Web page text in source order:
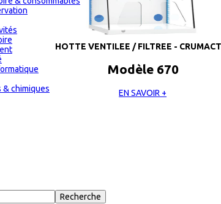
& chimiques
HOTTE VENTILEE / FILTREE -
Modèle 670
EN SAVOIR +